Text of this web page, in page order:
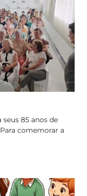
85 anos de
comemorar a